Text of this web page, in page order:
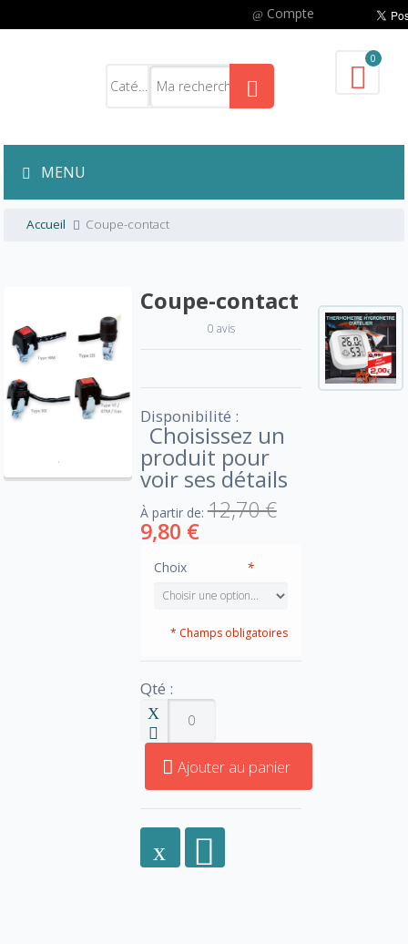
Compte
0
MENU
Accueil Coupe-contact
Coupe-contact
0 avis
Disponibilité :
Choisissez un
produit pour
voir ses détails
À partir de: 12,70 €
9,80 €
*
Choix
* Champs obligatoires
Qté :
Ajouter au panier